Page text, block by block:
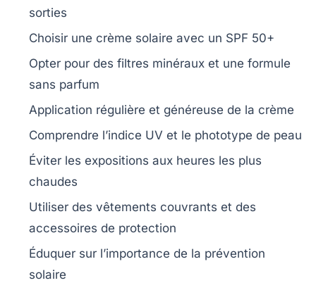
sorties
Choisir une crème solaire avec un SPF 50+
Opter pour des filtres minéraux et une formule
sans parfum
Application régulière et généreuse de la crème
Comprendre l’indice UV et le phototype de peau
Éviter les expositions aux heures les plus
chaudes
Utiliser des vêtements couvrants et des
accessoires de protection
Éduquer sur l’importance de la prévention
solaire